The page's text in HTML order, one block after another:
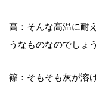
高：そんな高温に耐
うなものなのでしょ
篠：そもそも灰が溶